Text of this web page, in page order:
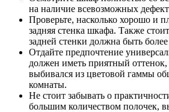
на наличие всевозможных
Проверьте, насколько хорошо и
задняя стенка шкафа. Также
задней стенки должна быть
Отдайте предпочтение
должен иметь приятный
выбивался из цветовой гаммы
комнаты.
Не стоит забывать о
большим количеством полочек,